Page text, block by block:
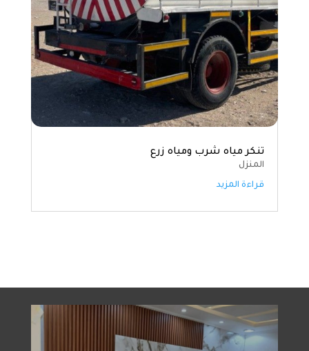
تنكر مياه شرب ومياه زرع
المنزل
قراءة المزيد